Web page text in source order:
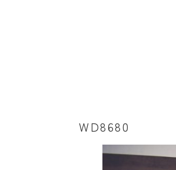
WD8680